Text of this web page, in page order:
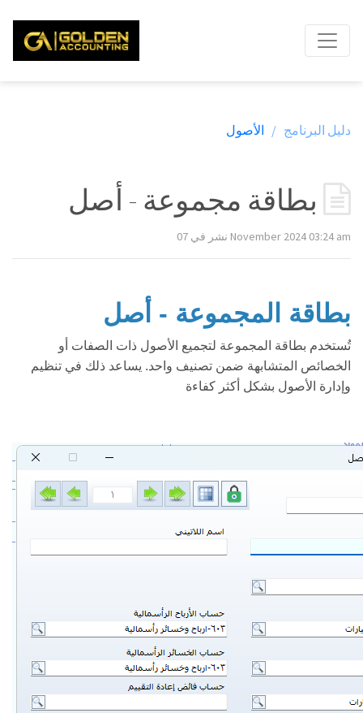
دليل البرنامج / الأصول
نشر في 07 November 2024 03:24 am
بطاقة المجموعة - أصل
تُستخدم بطاقة المجموعة لتجميع الأصول ذات الصفات أو
الخصائص المتشابهة ضمن تصنيف واحد. يساعد ذلك في تنظيم
وإدارة الأصول بشكل أكثر كفاءة